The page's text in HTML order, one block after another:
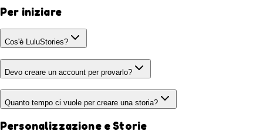
Per iniziare
Cos'è LuluStories?
Devo creare un account per provarlo?
Quanto tempo ci vuole per creare una storia?
Personalizzazione e Storie